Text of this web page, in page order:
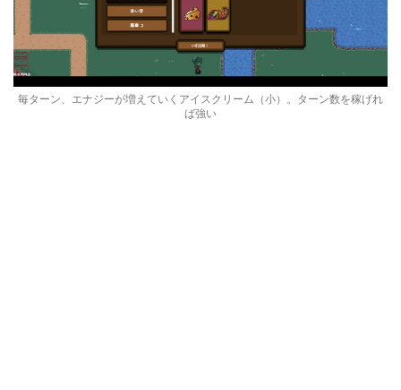
毎ターン、エナジーが増えていくアイスクリーム（小）。ターン数を稼げれ
ば強い